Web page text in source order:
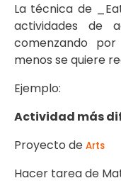
La técnica de
actividades de
comenzando
menos se quiere
Ejemplo:
Actividad más
Proyecto de Arts
Hacer tarea de